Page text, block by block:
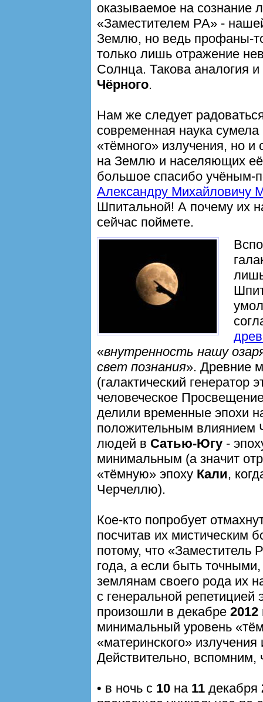
оказываемое на
«Заместителем РА» -
Землю, но ведь профаны-
только лишь отражение
Солнца. Такова аналогия
Чёрного.
Нам же следует
современная наука
«тёмного» излучения, но и
на Землю и населяющих
большое спасибо учёным-
Александру Михайловичу
Шпитальной! А почему их
сейчас поймете.
«внутренность нашу
свет познания». Древние
(галактический генератор
человеческое
делили временные эпохи
положительным влиянием
людей в Сатью-Югу -
минимальным (а значит
«тёмную» эпоху Кали,
Черчеллю).
Кое-кто попробует
посчитав их мистическим
потому, что
года, а если быть
землянам своего рода их
с генеральной репетицией
произошли в декабре 2012
минимальный уровень
«материнского»
Действительно, вспомним,
• в ночь с 10 на 11 декабря